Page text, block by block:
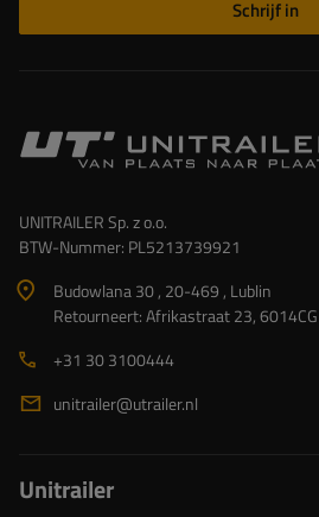
Schrijf in
UNITRAILER Sp. z o.o.
BTW-Nummer: PL5213739921
Budowlana 30 , 20-469 , Lublin
Retourneert: Afrikastraat 23,
+31 30 3100444
unitrailer@utrailer.nl
Unitrailer